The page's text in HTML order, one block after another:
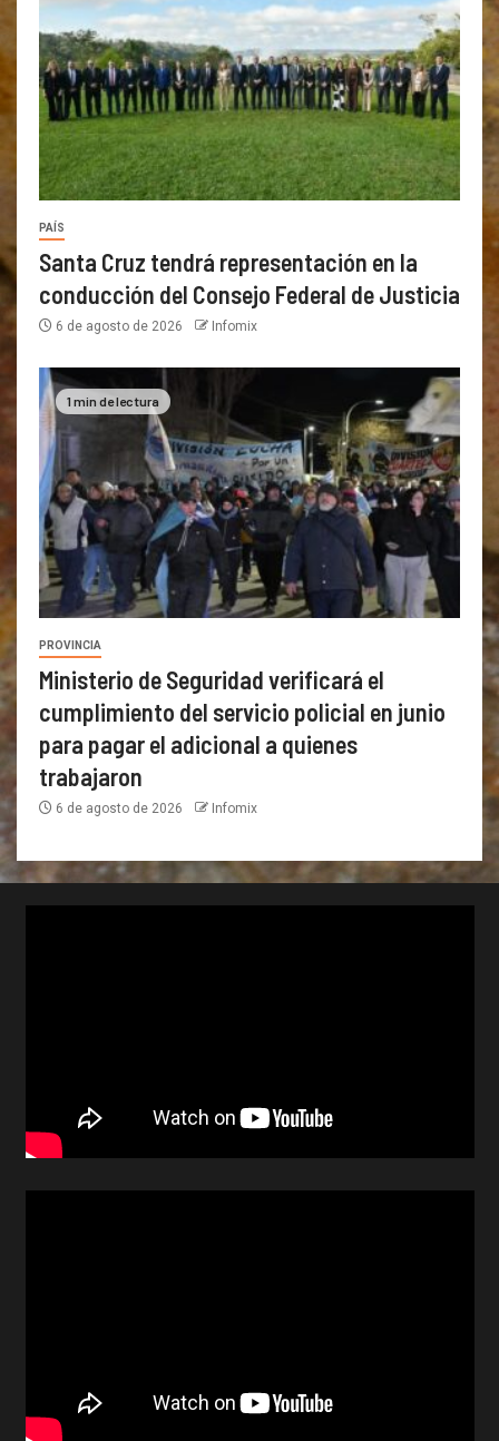
PAÍS
Santa Cruz tendrá representación en la
conducción del Consejo Federal de Justicia
6 de agosto de 2026 Infomix
1 min de lectura
PROVINCIA
Ministerio de Seguridad verificará el
cumplimiento del servicio policial en junio
para pagar el adicional a quienes
trabajaron
6 de agosto de 2026 Infomix